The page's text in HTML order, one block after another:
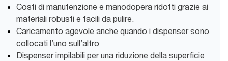
Costi di manutenzione e manodopera ridotti grazie ai
materiali robusti e facili da pulire.
Caricamento agevole anche quando i dispenser sono
collocati l’uno sull’altro
Dispenser impilabili per una riduzione della superficie